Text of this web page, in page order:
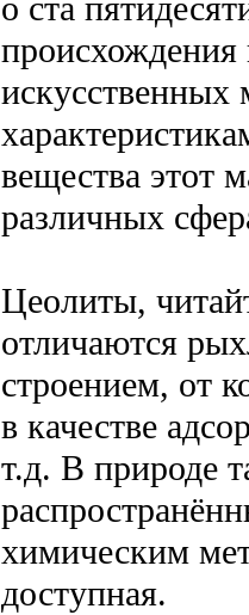
о ста
происхождения
искусственных
вещества этот
различных
Цеолиты,
отличаются
строением, от
в качестве
т.д. В природе
химическим
доступная.